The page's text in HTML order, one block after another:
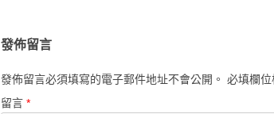
發佈留言
發佈留言必須填寫的電子郵件地址不會公開。 必填欄位
留言 *